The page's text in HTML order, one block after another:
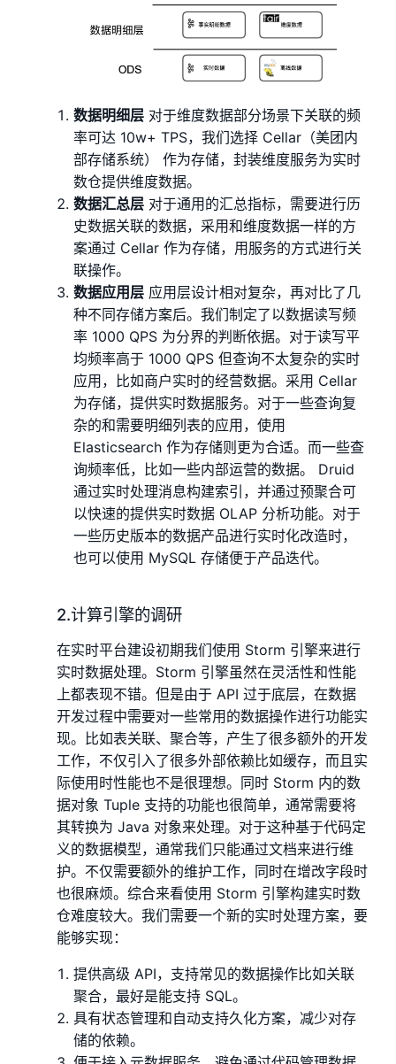
数据明细层 对于维度数据部分场景下关联的频
率可达 10w+ TPS，我们选择 Cellar（美团内
部存储系统） 作为存储，封装维度服务为实时
数仓提供维度数据。
数据汇总层 对于通用的汇总指标，需要进行历
史数据关联的数据，采用和维度数据一样的方
案通过 Cellar 作为存储，用服务的方式进行关
联操作。
数据应用层 应用层设计相对复杂，再对比了几
种不同存储方案后。我们制定了以数据读写频
率 1000 QPS 为分界的判断依据。对于读写平
均频率高于 1000 QPS 但查询不太复杂的实时
应用，比如商户实时的经营数据。采用 Cellar
为存储，提供实时数据服务。对于一些查询复
杂的和需要明细列表的应用，使用
Elasticsearch 作为存储则更为合适。而一些查
询频率低，比如一些内部运营的数据。 Druid
通过实时处理消息构建索引，并通过预聚合可
以快速的提供实时数据 OLAP 分析功能。对于
一些历史版本的数据产品进行实时化改造时，
也可以使用 MySQL 存储便于产品迭代。
2.计算引擎的调研
在实时平台建设初期我们使用 Storm 引擎来进行
实时数据处理。Storm 引擎虽然在灵活性和性能
上都表现不错。但是由于 API 过于底层，在数据
开发过程中需要对一些常用的数据操作进行功能实
现。比如表关联、聚合等，产生了很多额外的开发
工作，不仅引入了很多外部依赖比如缓存，而且实
际使用时性能也不是很理想。同时 Storm 内的数
据对象 Tuple 支持的功能也很简单，通常需要将
其转换为 Java 对象来处理。对于这种基于代码定
义的数据模型，通常我们只能通过文档来进行维
护。不仅需要额外的维护工作，同时在增改字段时
也很麻烦。综合来看使用 Storm 引擎构建实时数
仓难度较大。我们需要一个新的实时处理方案，要
能够实现：
提供高级 API，支持常见的数据操作比如关联
聚合，最好是能支持 SQL。
具有状态管理和自动支持久化方案，减少对存
储的依赖。